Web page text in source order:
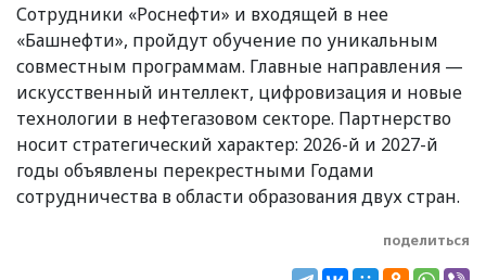
Сотрудники «Роснефти» и входящей в нее
«Башнефти», пройдут обучение по уникальным
совместным программам. Главные направления —
искусственный интеллект, цифровизация и новые
технологии в нефтегазовом секторе. Партнерство
носит стратегический характер: 2026-й и 2027-й
годы объявлены перекрестными Годами
сотрудничества в области образования двух стран.
поделиться